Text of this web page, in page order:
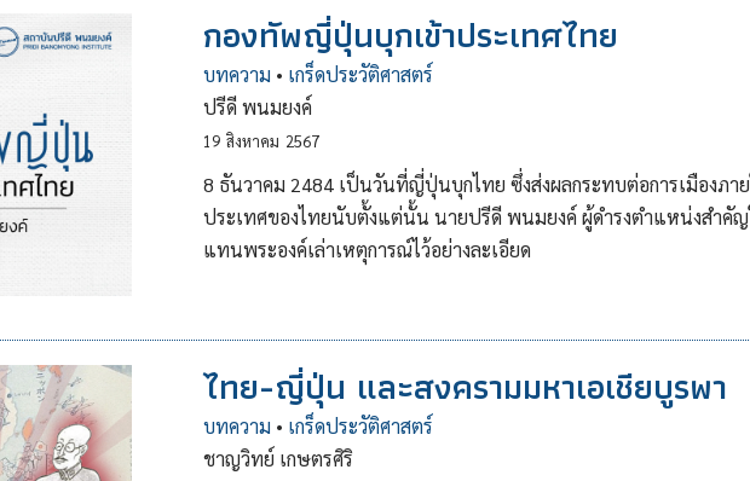
กองทัพญี่ปุ่นบุกเข้าประเทศไทย
บทความ • เกร็ดประวัติศาสตร์
ปรีดี พนมยงค์
19 สิงหาคม 2567
8 ธันวาคม 2484 เป็นวันที่ญี่ปุ่นบุกไทย ซึ่งส่งผลกระทบต่อการเมืองภาย
ประเทศของไทยนับตั้งแต่นั้น นายปรีดี พนมยงค์ ผู้ดำรงตำแหน่งสำคัญ
แทนพระองค์เล่าเหตุการณ์ไว้อย่างละเอียด
ไทย-ญี่ปุ่น และสงครามมหาเอเชียบูรพา
บทความ • เกร็ดประวัติศาสตร์
ชาญวิทย์ เกษตรศิริ